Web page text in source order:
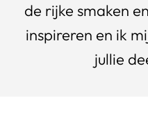
de rijke smaken
inspireren en ik
jullie